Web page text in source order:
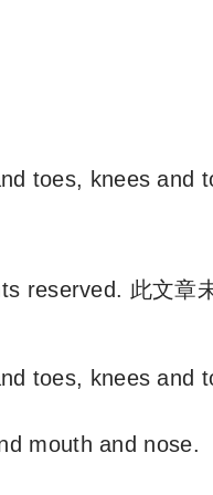
toes, knees and
reserved. 此文章
toes, knees and
mouth and nose.